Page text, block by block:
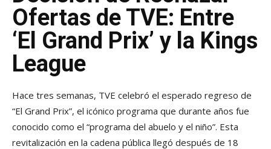
Ofertas de TVE: Entre
‘El Grand Prix’ y la Kings
League
Hace tres semanas, TVE celebró el esperado regreso de
“El Grand Prix”, el icónico programa que durante años fue
conocido como el “programa del abuelo y el niño”. Esta
revitalización en la cadena pública llegó después de 18